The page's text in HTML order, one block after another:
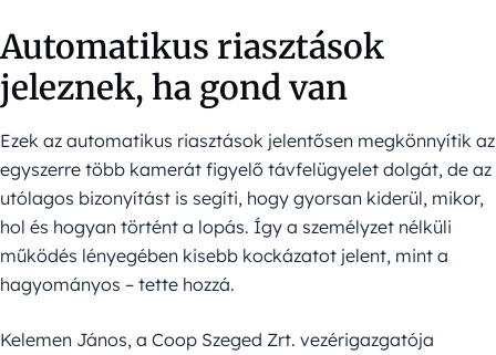
Automatikus riasztások
jeleznek, ha gond van
Ezek az automatikus riasztások jelentősen megkönnyítik az
egyszerre több kamerát figyelő távfelügyelet dolgát, de az
utólagos bizonyítást is segíti, hogy gyorsan kiderül, mikor,
hol és hogyan történt a lopás. Így a személyzet nélküli
működés lényegében kisebb kockázatot jelent, mint a
hagyományos – tette hozzá.
Kelemen János, a Coop Szeged Zrt. vezérigazgatója